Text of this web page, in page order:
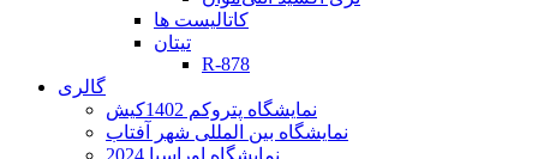
کاتالیست ها
تیتان
R-878
گالری
نمایشگاه پتروکم 1402کیش
نمایشگاه بین المللی شهر آفتاب
نمایشگاه اوراسیا 2024